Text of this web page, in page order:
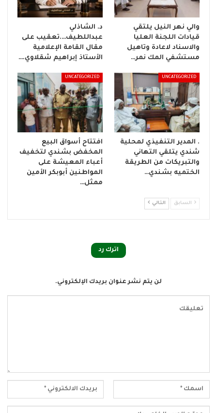
والي نهر النيل يلتقي
قيادات اللجنة العليا
والاسناد لاعادة وتاهيل
مستشفي المك نمر…
د. الشاذلي
عبداللطيف….تعقيب على
مقال القامة الإعلامية
الأستاذ إبراهيم شقلاوي.…
UNCATEGORIZED
. المدير التنفيذي لمحلية
شندي يتلقي التهاني
والتبريكات من الطريقة
الختميه بشندي…
UNCATEGORIZED
افتتاح أسواق البيع
المخفض بشندي لتخفيف
أعباء المعيشة على
المواطنين أبوبكر الأمين
ممثل…
السابق التالي
اترك رد
لن يتم نشر عنوان بريدك الإلكتروني.